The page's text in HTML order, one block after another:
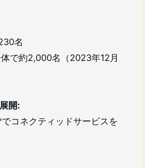
名
体で約2,000名（2023年12月
開:
でコネクティッドサービスを